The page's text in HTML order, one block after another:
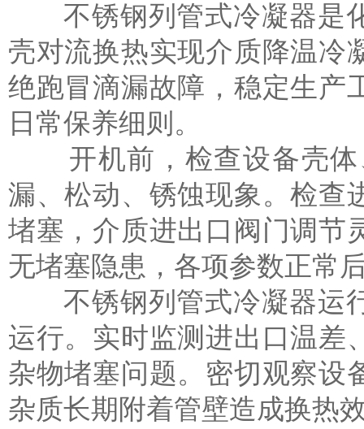
不锈钢列管式冷凝器是化
壳对流换热实现介质降温冷
绝跑冒滴漏故障，稳定生产
日常保养细则。
开机前，检查设备壳体
漏、松动、锈蚀现象。检查
堵塞，介质进出口阀门调节
无堵塞隐患，各项参数正常
不锈钢列管式冷凝器运
运行。实时监测进出口温差
杂物堵塞问题。密切观察设
杂质长期附着管壁造成换热